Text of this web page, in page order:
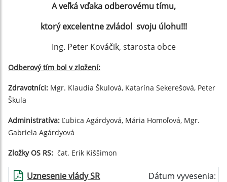
A veľká vďaka odberovému tímu,
ktorý excelentne zvládol svoju úlohu!!!
Ing. Peter Kováčik, starosta obce
Odberový tím bol v zložení:
Zdravotníci: Mgr. Klaudia Škulová, Katarína Sekerešová, Peter
Škula
Administratíva: Ľubica Agárdyová, Mária Homoľová, Mgr.
Gabriela Agárdyová
Zložky OS RS: čat. Erik Kiššimon
Uznesenie vlády SR
Dátum vyvesenia: